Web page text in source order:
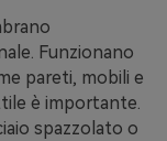
Funzionano
pareti, mobili e
è importante.
spazzolato o